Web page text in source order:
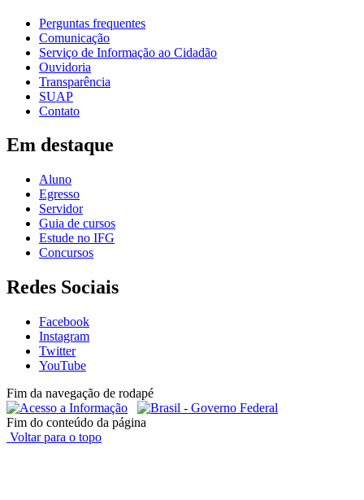
Perguntas frequentes
Comunicação
Serviço de Informação ao Cidadão
Ouvidoria
Transparência
SUAP
Contato
Em destaque
Aluno
Egresso
Servidor
Guia de cursos
Estude no IFG
Concursos
Redes Sociais
Facebook
Instagram
Twitter
YouTube
Fim da navegação de rodapé
Fim do conteúdo da página
Voltar para o topo